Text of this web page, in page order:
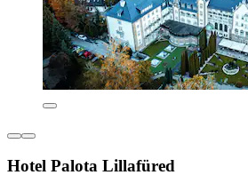
Hotel Palota Lillafüred